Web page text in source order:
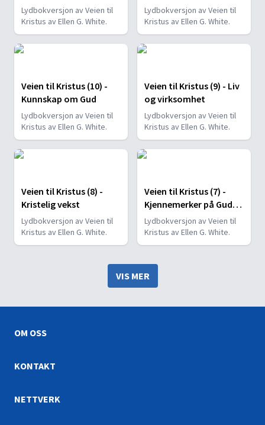
Lydbokversjon av Veien til
Kristus av Ellen G. White.
Lydbokversjon av Veien til
Kristus av Ellen G. White.
Veien til Kristus (10) -
Kunnskap om Gud
Lydbokversjon av Veien til
Kristus av Ellen G. White.
Veien til Kristus (9) - Liv
og virksomhet
Lydbokversjon av Veien til
Kristus av Ellen G. White.
Veien til Kristus (8) -
Kristelig vekst
Lydbokversjon av Veien til
Kristus av Ellen G. White.
Veien til Kristus (7) -
Kjennemerker på Guds
barn
Lydbokversjon av Veien til
Kristus av Ellen G. White.
VIS MER
OM OSS
KONTAKT
NETTVERK